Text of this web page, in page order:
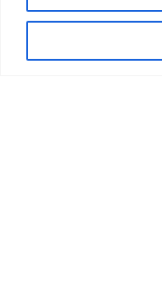
(+39) 081-7777233